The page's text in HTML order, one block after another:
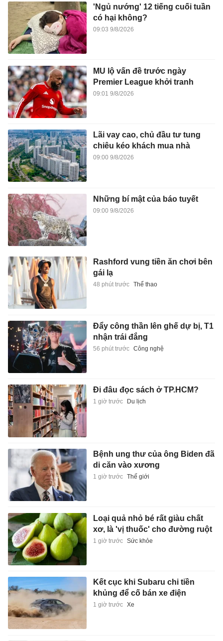
'Ngủ nướng' 12 tiếng cuối tuần
có hại không?
09:03 9/8/2026
MU lộ vấn đề trước ngày
Premier League khởi tranh
09:01 9/8/2026
Lãi vay cao, chủ đầu tư tung
chiêu kéo khách mua nhà
09:00 9/8/2026
Những bí mật của báo tuyết
09:00 9/8/2026
Rashford vung tiền ăn chơi bên
gái lạ
48 phút trước Thể thao
Đẩy công thần lên ghế dự bị, T1
nhận trái đắng
56 phút trước Công nghệ
Đi đâu đọc sách ở TP.HCM?
1 giờ trước Du lịch
Bệnh ung thư của ông Biden đã
di căn vào xương
1 giờ trước Thế giới
Loại quả nhỏ bé rất giàu chất
xơ, là 'vị thuốc' cho đường ruột
1 giờ trước Sức khỏe
Kết cục khi Subaru chi tiền
khủng để cố bán xe điện
1 giờ trước Xe